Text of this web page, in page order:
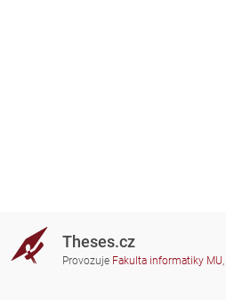
Theses.cz
Provozuje Fakulta informatiky MU,